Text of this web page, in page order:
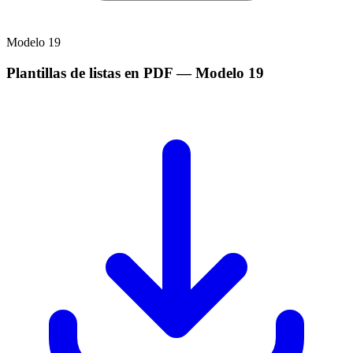
Modelo 19
Plantillas de listas en PDF— Modelo 19